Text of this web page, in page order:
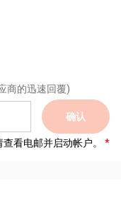
商的迅速回覆)
确认
看电邮并启动帐户。